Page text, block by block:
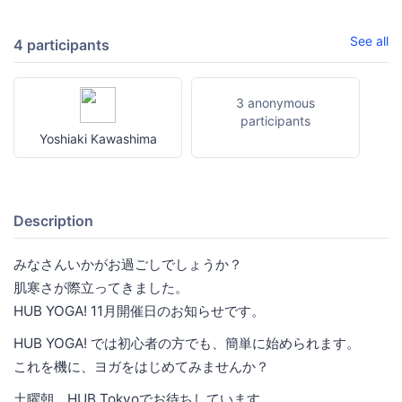
4 participants See all
Yoshiaki Kawashima
3 anonymous
participants
Description
みなさんいかがお過ごしでしょうか？
肌寒さが際立ってきました。
HUB YOGA! 11月開催日のお知らせです。
HUB YOGA! では初心者の方でも、簡単に始められます。
これを機に、ヨガをはじめてみませんか？